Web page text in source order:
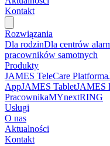
Kontakt
Rozwiązania
Dla rodzinDla centrów
pracowników samotnych
Produkty
JAMES TeleCare Platforma
AppJAMES TabletJAMES
PracownikaMYnextRING
Usługi
O nas
Aktualności
Kontakt